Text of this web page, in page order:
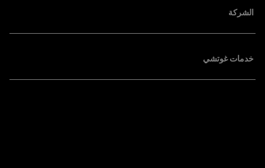
الشركة
خدمات غوتشي